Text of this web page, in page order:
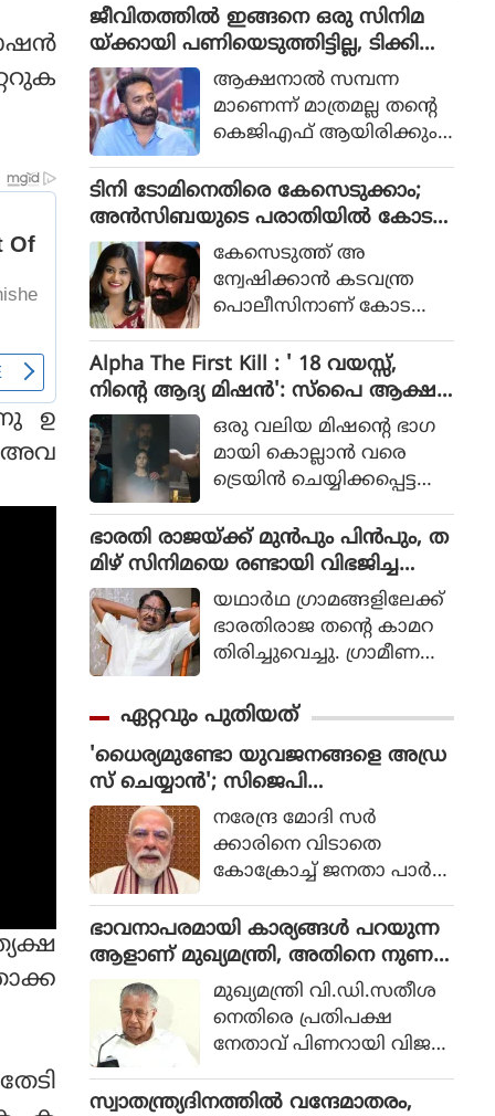
ഉ
അവ
ഥാപാത്രമായാണ് മമ്മൂട്ടി
എത്തിയത്. ഒരു കുറ്റ
വാളിയെ പിടികൂടാനായി ഉ
ത്തരേന്ത്യന്‍ സംസ്ഥാനങ്ങ
ളിലേക്ക് യാത്ര തിരിക്കുന്ന
പോലീസ് സംഘത്തിന്റെ ക
ഥയായിരുന്നു 2023ല്‍ പുറ
ത്തിറങ്ങിയ സിനിമ പറ
ഞ്ഞത്.
ജീവിതത്തിൽ ഇങ്ങനെ ഒരു സിനിമ
യ്ക്കായി പണിയെടുത്തിട്ടില്ല, ടിക്കി
ടാക്കയെ പറ്റി ആസിഫ് അലി
ആക്ഷനാല്‍ സമ്പന്ന
മാണെന്ന് മാത്രമല്ല തന്റെ
കെജിഎഫ് ആയിരിക്കും
അലിയുടെ തുറന്നുപറയ
ലും ഒപ്പം വി എസ്
രോഹിത്- ആസിഫ് അലി
കൂട്ടുക്കെട്ടിലുള്ള വിശ്വാസ
വും സിനിമയ്ക്ക് വലിയ
ഹൈപ്പ് നല്‍കിയിട്ടുണ്ട്.
ടിനി ടോമിനെതിരെ കേസെടുക്കാം;
അൻസിബയുടെ പരാതിയിൽ കോട
തി നിർദേശം കേസെടുത്ത് അ
ന്വേഷിക്കാൻ കടവന്ത്ര
പൊലീസിനാണ് കോട
Alpha The First Kill : ' 18 വയസ്സ്,
നിന്റെ ആദ്യ മിഷന്‍': സ്‌പൈ ആക്ഷ
ന്‍ ചിത്രത്തില്‍ നായികയായി ആലിയ,
ആല്‍ഫ ടീസര്‍ പുറത്ത്
ഒരു വലിയ മിഷന്റെ ഭാഗ
മായി കൊല്ലാന്‍ വരെ
ട്രെയിന്‍ ചെയ്യിക്കപ്പെട്ട
ലിയ സിനിമയിലെത്തുന്ന
ത്.
ഭാരതി രാജയ്ക്ക് മുൻപും പിൻപും, ത
മിഴ് സിനിമയെ രണ്ടായി വിഭജിച്ച
സംവിധായകൻ, ഭാരതി രാജ വിട പറ
യുമ്പോൾ
യഥാര്‍ഥ ഗ്രാമങ്ങളിലേക്ക്
ഭാരതിരാജ തന്റെ കാമറ
തിരിച്ചുവെച്ചു. ഗ്രാമീണ
യായ തലത്തില്‍ ആ
വിഷ്‌കരിച്ചുകൊണ്ടാണ്
ഭാരതിരാജ വിപ്ലവം
തീര്‍ത്തത്.
ഏറ്റവും പുതിയത്
'ധൈര്യമുണ്ടോ യുവജനങ്ങളെ അഡ്ര
സ് ചെയ്യാൻ'; സിജെപി
വെല്ലുവിളിയിൽ വിറച്ച് മോദി സർ
ക്കാർ
നരേന്ദ്ര മോദി സർ
ക്കാരിനെ വിടാതെ
കോക്രോച്ച് ജനതാ പാർട്ടി.
നാട്ടിലെ യുവാക്കളെ അ
ഡ്രസ് ചെയ്യാൻ സിജെപി
മോദിയെ ക്ഷണിച്ചു.
യുവാക്കളെ ബാധിക്കുന്ന
വിഷയങ്ങളെ കുറിച്ച്
മോദി സംസാരിക്കണ
മെന്നാണ് ആവശ്യം.
ഭാവനാപരമായി കാര്യങ്ങൾ പറയുന്ന
ആളാണ് മുഖ്യമന്ത്രി, അതിനെ നുണ
എന്നും വിളിക്കാം: പിണറായി വിജയൻ
മുഖ്യമന്ത്രി വി.ഡി.സതീശ
നെതിരെ പ്രതിപക്ഷ
നേതാവ് പിണറായി വിജയ
ങ്ങൾ പറയുന്ന ആളാണ്
സ്വാതന്ത്ര്യദിനത്തിൽ വന്ദേമാതരം,